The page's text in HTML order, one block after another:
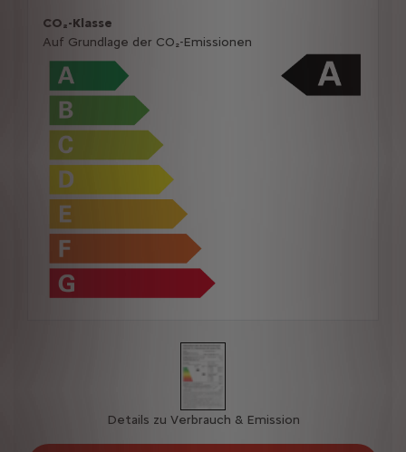
CO₂-Klasse
Auf Grundlage der CO₂-Emissionen
Details zu Verbrauch & Emission